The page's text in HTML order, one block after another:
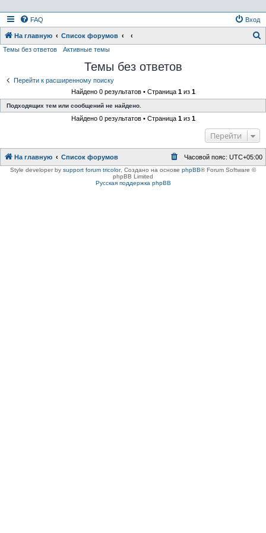
FAQ Вход
На главную Список форумов
Темы без ответов Активные темы
Темы без ответов
Перейти к расширенному поиску
Найдено 0 результатов • Страница 1из 1
Подходящих тем или сообщений не найдено.
Найдено 0 результатов • Страница 1из 1
Перейти
На главную Список форумов Часовой пояс: UTC+05:00
Style developer by support forum tricolor, Создано на основе phpBB® Forum Software ©
phpBB Limited
Русская поддержка phpBB